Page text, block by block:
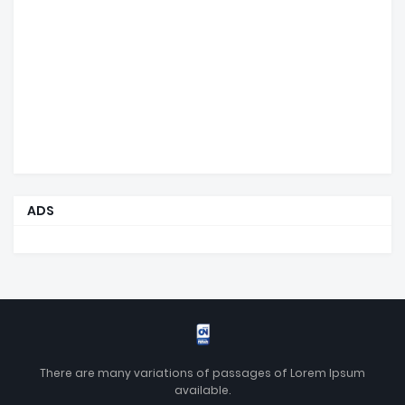
ADS
There are many variations of passages of Lorem Ipsum
available.